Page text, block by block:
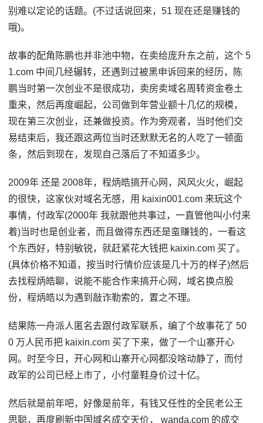
别难以定论的话题。(不过话说回来，51 现在还是赚钱的
哦)。
故事的配角陈鹏也并非池中物，在卖给庞升东之前，这个 5
1.com 中间几经辗转，还遇到过被黑申诉回来的经历，陈
鹏当时第一次创业不是很成功，卖房卖域名周转资金卷土
重来，然后再度崛起，公司做到年营业额十几亿的规模，
现在第三次创业，还兼做投资。作为旁观者，当时他们交
易结束后，我还跟这两位当时还默默无名的人吃了一顿面
条，然后到现在，发现自己落后了不知道多少。
2009年 还是 2008年，程炳皓搞开心网，风风火火，崛起
的很快，这家伙对域名无感，用 kaixin001.com 来玩这个
事情，付政军(2000年 我就跟他共事过，一直管他叫小付来
着)当时也是创业者，而且做得东西还是蛮赚钱的，一看这
个东西好，特别敏锐，就赶紧花大钱把 kaixin.com 买了。
(具体价格不知道，按当时行情价应该是几十万的样子)然后
去找程炳皓聊，说能不能合作来搞开心网，域名换点股
份，程炳皓以为遇到敲诈勒索的，置之不理。
结果陈一舟派人匿名去跟付政军联系，编了个故事花了 50
0 万人民币把 kaixin.com 买了下来，做了一个山寨开心
网。时至今日，开心网和山寨开心网都没啥动静了，而付
政军的公司已经上市了，小付童鞋身价过十亿。
然后就是前年吧，好像是前年，有钱又任性的全民老公王
思聪，再度刷新中国域名成交天价， wanda.com 的成交